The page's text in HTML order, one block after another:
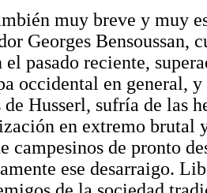
muy breve y muy
Georges Bensoussan,
el pasado reciente,
occidental en general,
Husserl, sufría de las
en extremo brutal
campesinos de pronto
ese desarraigo.